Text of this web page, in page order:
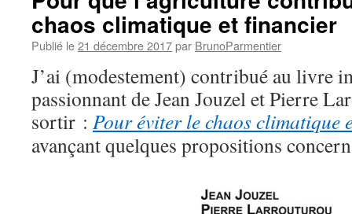
chaos climatique et financier
Publié le21 décembre 2017par BrunoParmentier
J’ai (modestement) contribué au livre
passionnant de Jean Jouzel et Pierre
sortir : Pour éviter le chaos climatique
avançant quelques propositions